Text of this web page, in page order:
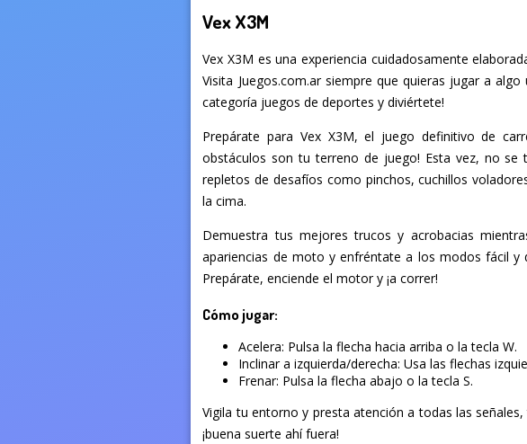
Vex X3M
Vex X3M es una experiencia cuidadosamente
Visita Juegos.com.ar siempre que quieras jugar a
categoría juegos de deportes y diviértete!
Prepárate para Vex X3M, el juego definitivo de
obstáculos son tu terreno de juego! Esta vez, no
repletos de desafíos como pinchos, cuchillos
la cima.
Demuestra tus mejores trucos y acrobacias
apariencias de moto y enfréntate a los modos fácil y
Prepárate, enciende el motor y ¡a correr!
Cómo jugar:
Acelera: Pulsa la flecha hacia arriba o la tecla W.
Inclinar a izquierda/derecha: Usa las flechas
Frenar: Pulsa la flecha abajo o la tecla S.
Vigila tu entorno y presta atención a todas las
¡buena suerte ahí fuera!